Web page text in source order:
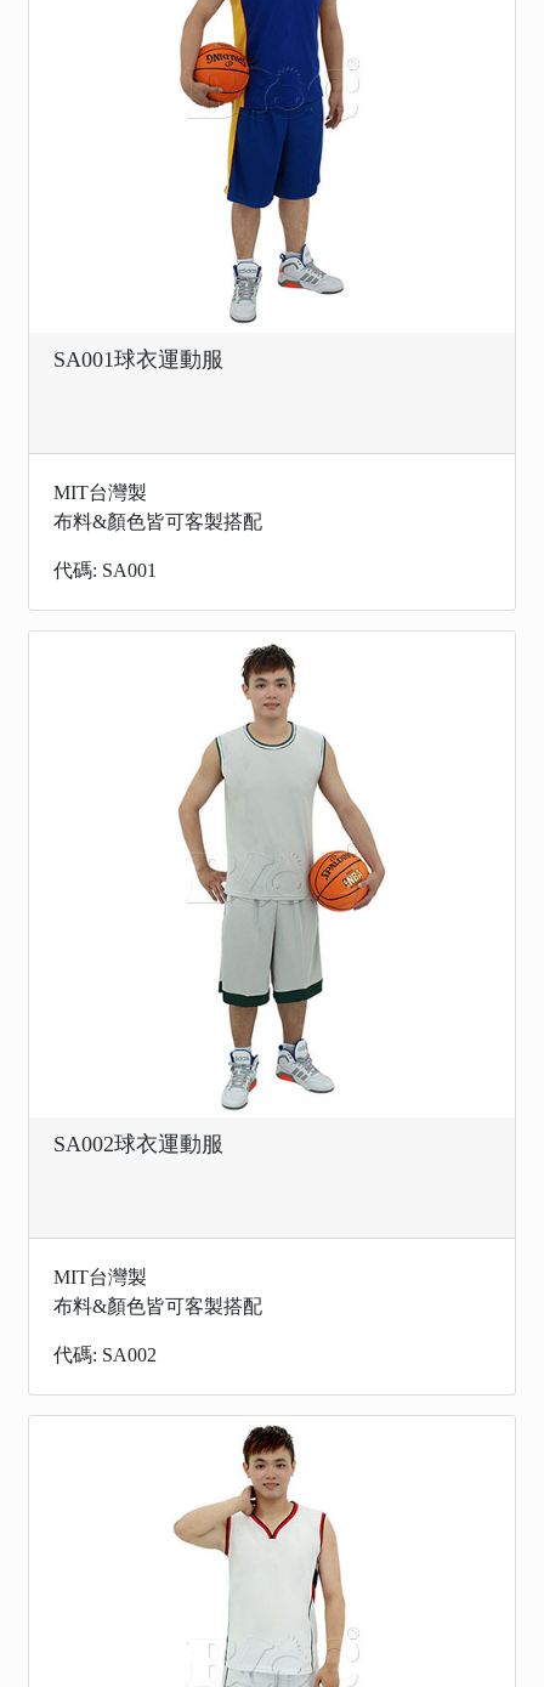
SA001球衣運動服
MIT台灣製
布料&顏色皆可客製搭配
代碼: SA001
SA002球衣運動服
MIT台灣製
布料&顏色皆可客製搭配
代碼: SA002